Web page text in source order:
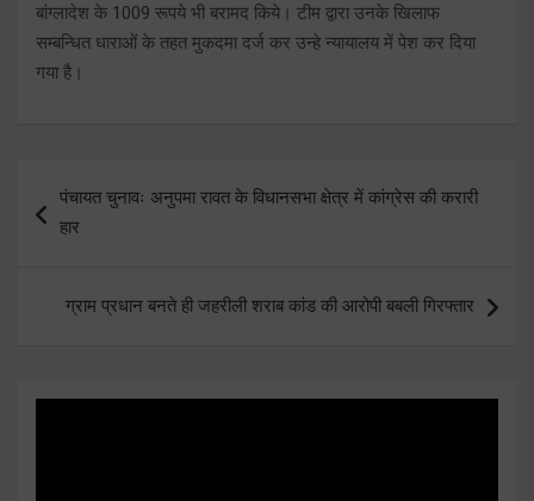
बांग्लादेश के 1009 रूपये भी बरामद किये। टीम द्वारा उनके खिलाफ
सम्बन्धित धाराओं के तहत मुकदमा दर्ज कर उन्हे न्यायालय में पेश कर दिया
गया है।
navigation
पंचायत चुनावः अनुपमा रावत के विधानसभा क्षेत्र में कांग्रेस की करारी
हार
ग्राम प्रधान बनते ही जहरीली शराब कांड की आरोपी बबली गिरफ्तार